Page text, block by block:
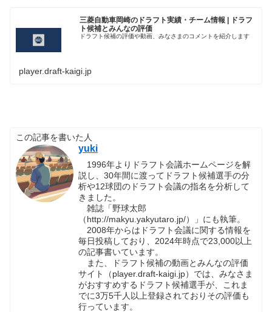
三菱自動車岡崎のドラフト実績・チーム情報 | ドラフ
ト候補とみんなの評価
ドラフト候補の評価や動画、みなさまのコメントを紹介します
player.draft-kaigi.jp
この記事を書いた人
yuki
1996年よりドラフト会議ホームページを解
説し、30年間に渡ってドラフト候補選手の分
析や12球団のドラフト会議の指名を分析して
きました。
雑誌「野球太郎
（http://makyu.yakyutaro.jp/）」にも執筆。
2008年からはドラフト会議に関する情報を
毎日投稿しており、2024年時点で23,000以上
の記事書いています。
また、ドラフト候補の動画とみんなの評価
サイト（player.draft-kaigi.jp）では、みなさま
がおすすめするドラフト候補選手が、これま
でに3万5千人以上登録されておりその評価も
行っています。